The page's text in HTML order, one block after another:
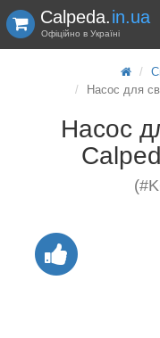
Calpeda.in.ua
Офіційно в Україні
Насос для
Насос